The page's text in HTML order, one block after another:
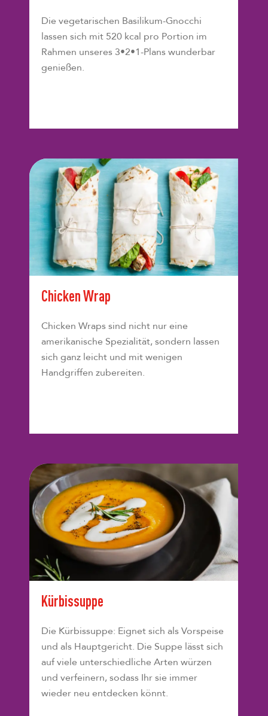
Die vegetarischen Basilikum-Gnocchi
lassen sich mit 520 kcal pro Portion im
Rahmen unseres 3•2•1-Plans wunderbar
genießen.
Chicken Wrap
Chicken Wraps sind nicht nur eine
amerikanische Spezialität, sondern lassen
sich ganz leicht und mit wenigen
Handgriffen zubereiten.
Kürbissuppe
Die Kürbissuppe: Eignet sich als Vorspeise
und als Hauptgericht. Die Suppe lässt sich
auf viele unterschiedliche Arten würzen
und verfeinern, sodass Ihr sie immer
wieder neu entdecken könnt.